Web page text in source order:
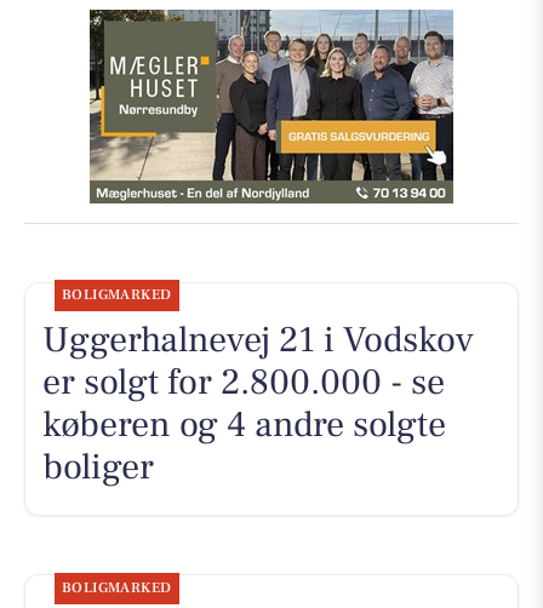
BOLIGMARKED
Uggerhalnevej 21 i Vodskov
er solgt for 2.800.000 - se
køberen og 4 andre solgte
boliger
BOLIGMARKED